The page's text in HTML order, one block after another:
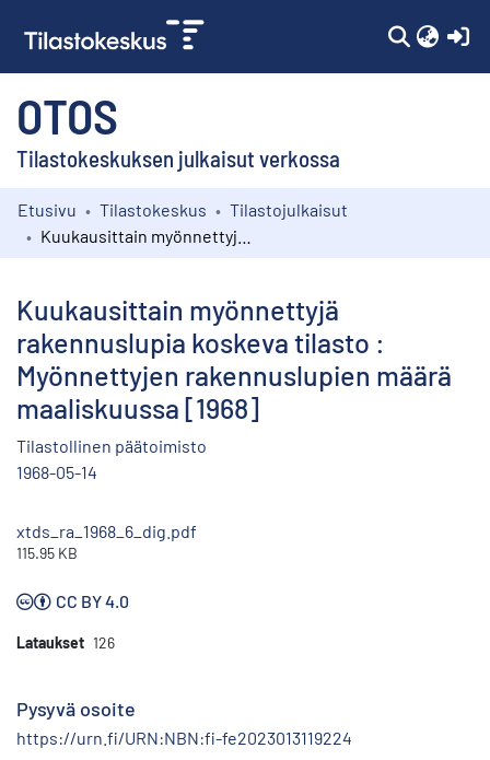
OTOS
Tilastokeskuksen julkaisut verkossa
Kokoelmat
Etusivu Tilastokeskus
Tilastojulkaisut
Kuukausittain myönnettyjä
rakennuslupia koskeva tilasto :
Myönnettyjen rakennuslupien määrä
maaliskuussa [1968]
Tilastollinen päätoimisto
1968-05-14
xtds_ra_1968_6_dig.pdf
115.95 KB
CC BY 4.0
Lataukset 126
Pysyvä osoite
https://urn.fi/URN:NBN:fi-fe2023013119224